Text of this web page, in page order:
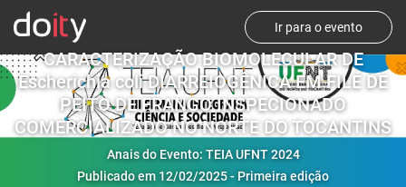
Ir para o evento
CARACTERIZAÇÃO BIOMOLECULAR DE
Escherichia coli DIARREIOGÊNICA EM FILÉ DE
PEITO DE FRANGO INSPECIONADO
COMERCIALIZADO NO NORTE DO TOCANTINS
Anais do Evento: TEIA UFNT 2024
Publicado em 12/02/2025 - Primeira edição